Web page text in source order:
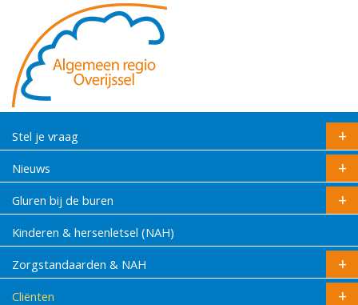
Stel je vraag
Nieuws
Gluren bij de buren
Kinderen & hersenletsel (NAH)
Zorgstandaarden & NAH
Cliënten